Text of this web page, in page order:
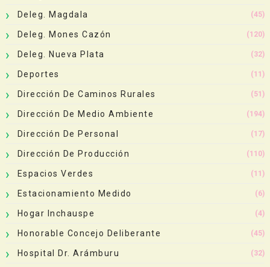
Deleg. Magdala (45)
Deleg. Mones Cazón (120)
Deleg. Nueva Plata (32)
Deportes (11)
Dirección De Caminos Rurales (51)
Dirección De Medio Ambiente (194)
Dirección De Personal (17)
Dirección De Producción (110)
Espacios Verdes (11)
Estacionamiento Medido (6)
Hogar Inchauspe (4)
Honorable Concejo Deliberante (45)
Hospital Dr. Arámburu (32)